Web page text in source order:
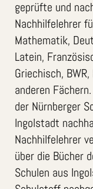
geprüfte und
Nachhilfelehrer
Mathematik,
Latein,
Griechisch,
anderen
der Nürnberger
Ingolstadt
Nachhilfelehrer
über die Bücher
Schulen aus